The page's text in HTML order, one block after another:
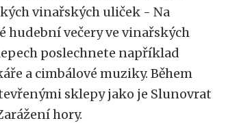
vinařských uliček - Na
hudební večery ve vinařských
poslechnete například
a cimbálové muziky. Během
sklepy jako je Slunovrat
hory.